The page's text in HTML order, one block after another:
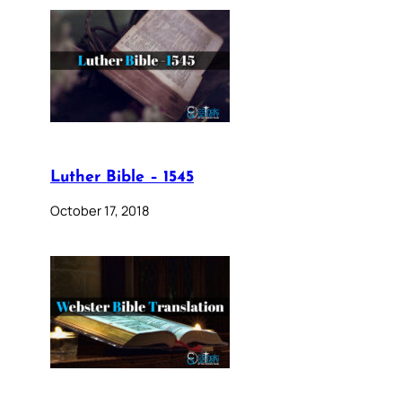
Luther Bible – 1545
October 17, 2018